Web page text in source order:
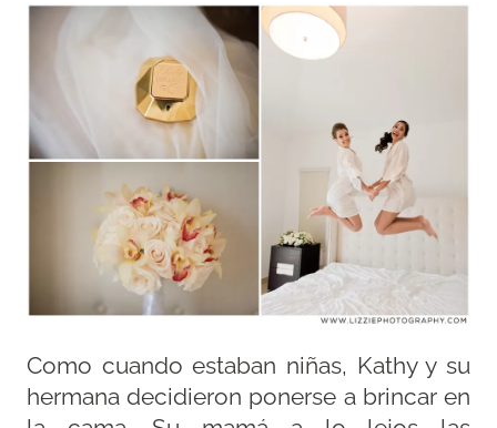
Como cuando estaban niñas, Kathy y su
hermana decidieron ponerse a brincar en